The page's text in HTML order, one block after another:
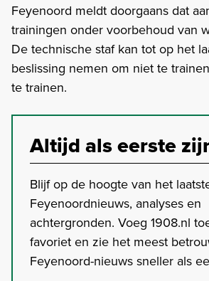
Feyenoord meldt doorgaans dat
trainingen onder voorbehoud van
De technische staf kan tot op het
beslissing nemen om niet te
te trainen.
Altijd als eerste
Blijf op de hoogte van het
Feyenoordnieuws, analyses en
achtergronden. Voeg 1908.nl
favoriet en zie het meest
Feyenoord-nieuws sneller als